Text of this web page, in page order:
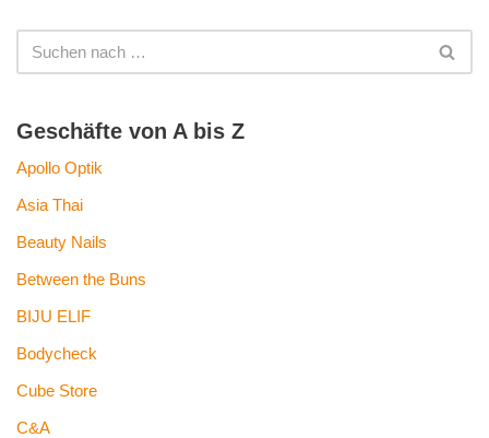
Geschäfte von A bis Z
Apollo Optik
Asia Thai
Beauty Nails
Between the Buns
BIJU ELIF
Bodycheck
Cube Store
C&A